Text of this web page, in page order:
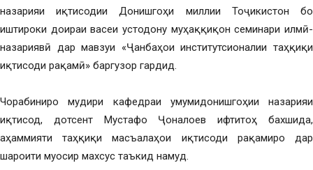
назарияи иқтисодии Донишгоҳи миллии Тоҷикистон бо
иштироки доираи васеи устодону муҳаққиқон семинари илмӣ-
назариявӣ дар мавзуи «Ҷанбаҳои институтсионалии таҳқиқи
иқтисоди рақамӣ» баргузор гардид.
Чорабиниро мудири кафедраи умумидонишгоҳии назарияи
иқтисод, дотсент Мустафо Ҷоналоев ифтитоҳ бахшида,
аҳаммияти таҳқиқи масъалаҳои иқтисоди рақамиро дар
шароити муосир махсус таъкид намуд.